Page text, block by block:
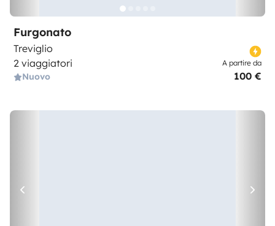
Furgonato
Treviglio
2 viaggiatori
Nuovo
A partire da
100 €